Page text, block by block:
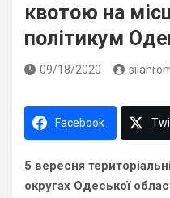
квотою на
політикум
09/18/2020
Facebook
5 вересня
округах Одеської